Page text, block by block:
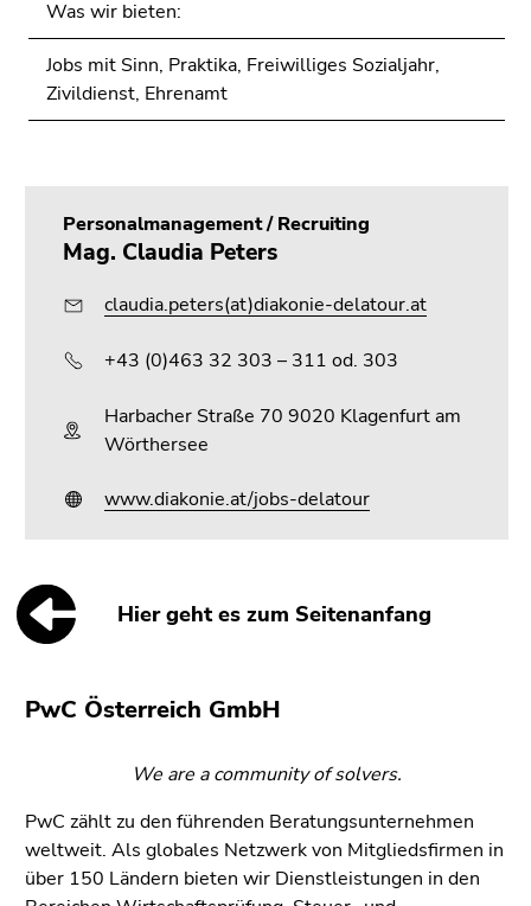
Was wir bieten:
Jobs mit Sinn, Praktika, Freiwilliges Sozialjahr,
Zivildienst, Ehrenamt
Personalmanagement / Recruiting
Mag. Claudia Peters
claudia.peters(at)diakonie-delatour.at
+43 (0)463 32 303 – 311 od. 303
Harbacher Straße 70 9020 Klagenfurt am
Wörthersee
www.diakonie.at/jobs-delatour
Hier geht es zum Seitenanfang
PwC Österreich GmbH
We are a community of solvers.
PwC zählt zu den führenden Beratungsunternehmen
weltweit. Als globales Netzwerk von Mitgliedsfirmen in
über 150 Ländern bieten wir Dienstleistungen in den